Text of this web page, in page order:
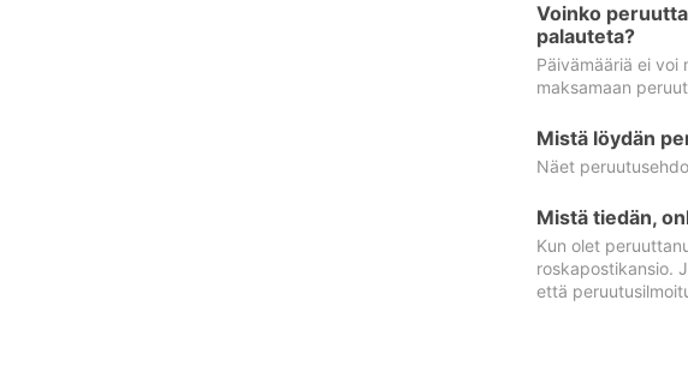
Voinko
palauteta?
Päivämääriä ei
maksamaan
Mistä löydän
Näet
Mistä tiedän,
Kun olet
roskapostikansio.
että